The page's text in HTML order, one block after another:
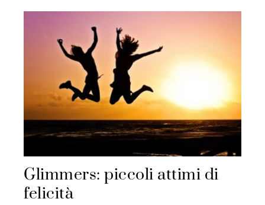
Glimmers: piccoli attimi di
felicità